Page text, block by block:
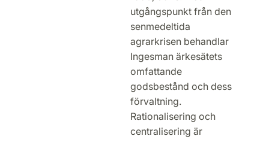
utgångspunkt från den
senmedeltida
agrarkrisen behandlar
Ingesman ärkesätets
omfattande
godsbestånd och dess
förvaltning.
Rationalisering och
centralisering är